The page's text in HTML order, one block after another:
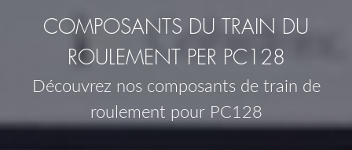
COMPOSANTS DU TRAIN DU
ROULEMENT PER PC128
Découvrez nos composants de train de
roulement pour PC128